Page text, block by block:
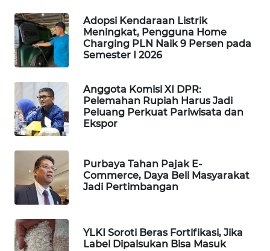
Adopsi Kendaraan Listrik
Meningkat, Pengguna Home
Charging PLN Naik 9 Persen pada
Semester I 2026
Anggota Komisi XI DPR:
Pelemahan Rupiah Harus Jadi
Peluang Perkuat Pariwisata dan
Ekspor
Purbaya Tahan Pajak E-
Commerce, Daya Beli Masyarakat
Jadi Pertimbangan
YLKI Soroti Beras Fortifikasi, Jika
Label Dipalsukan Bisa Masuk
WISATA
LAPAK
WAHANA
Network
KONSUMEN
LISTRIK
MASYARAKAT
KELISTRIKAN
WALINKI
ID